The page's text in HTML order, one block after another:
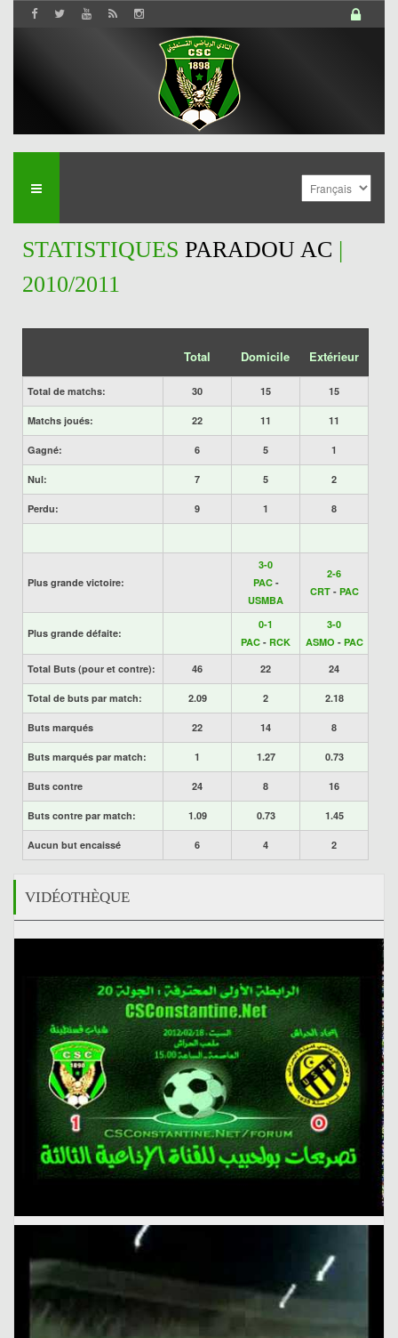
STATISTIQUES PARADOU AC |
2010/2011
Total Domicile Extérieur
Total de matchs: 30 15 15
Matchs joués: 22 11 11
Gagné: 6 5 1
Nul: 7 5 2
Perdu: 9 1 8
Plus grande victoire:
3-0
PAC-
USMBA
2-6
CRT- PAC
Plus grande défaite:
0-1
PAC - RCK
3-0
ASMO - PAC
Total Buts (pour et contre):
46 22 24
Total de buts par match: 2.09 2 2.18
Buts marqués 22 14 8
Buts marqués par match: 1 1.27 0.73
Buts contre 24 8 16
Buts contre par match: 1.09 0.73 1.45
Aucun but encaissé 6 4 2
VIDÉOTHÈQUE